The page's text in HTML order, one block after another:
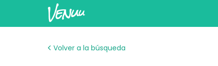
Volver a la búsqueda